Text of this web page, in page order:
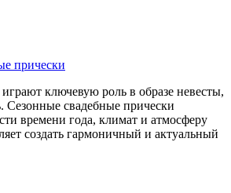
ключевую роль в образе невесты,
Сезонные свадебные прически
времени года, климат и атмосферу
создать гармоничный и актуальный